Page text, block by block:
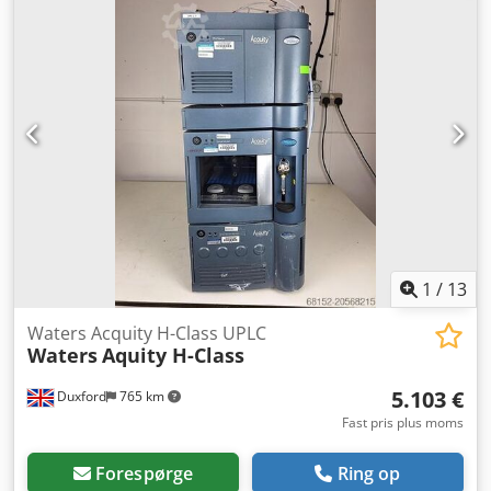
1 / 13
Duxford 765 km
Waters Acquity H-Class UPLC
WatersAquity H-Class
5.103 €
Fast pris plus moms
Forespørge Ring op